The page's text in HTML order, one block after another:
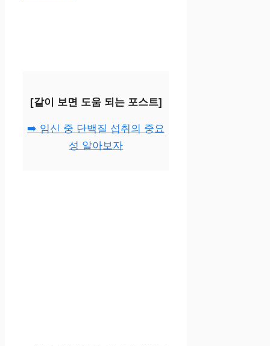
[같이 보면 도움 되는 포스트]
➡️ 임신 중 단백질 섭취의 중요
성 알아보자